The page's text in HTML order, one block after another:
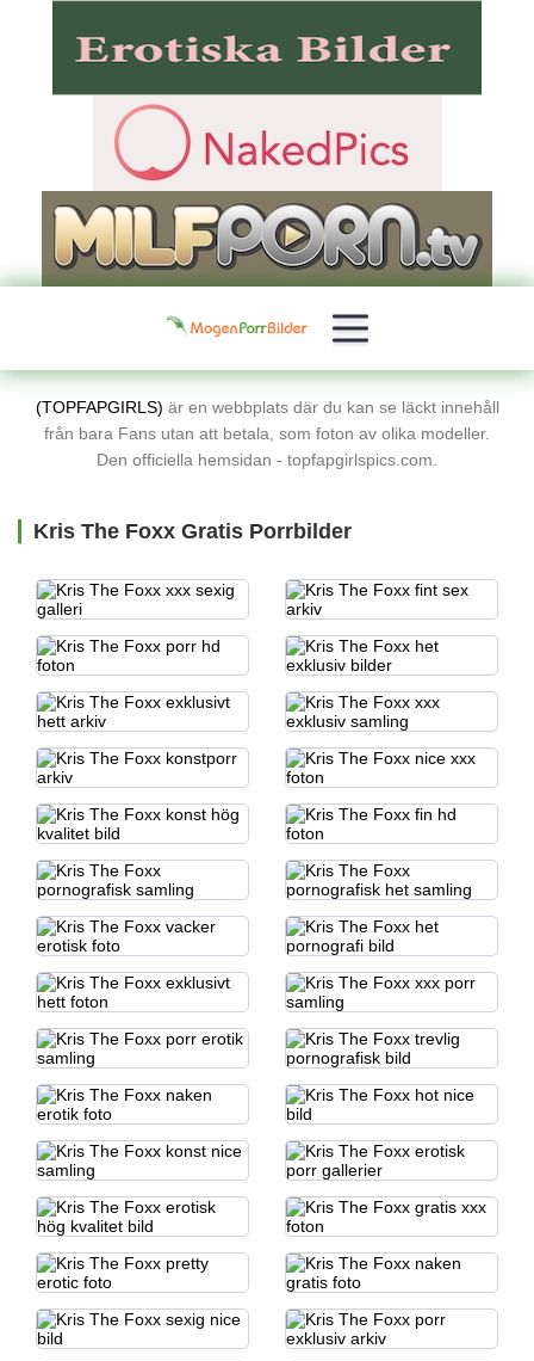
(TOPFAPGIRLS) är en webbplats där du kan se läckt innehåll
från bara Fans utan att betala, som foton av olika modeller.
Den officiella hemsidan - topfapgirlspics.com.
Kris The Foxx Gratis Porrbilder